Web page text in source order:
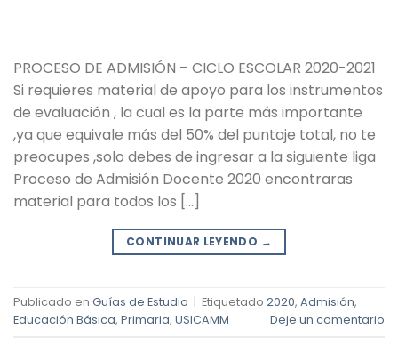
PROCESO DE ADMISIÓN – CICLO ESCOLAR 2020-2021
Si requieres material de apoyo para los instrumentos
de evaluación , la cual es la parte más importante
,ya que equivale más del 50% del puntaje total, no te
preocupes ,solo debes de ingresar a la siguiente liga
Proceso de Admisión Docente 2020 encontraras
material para todos los […]
CONTINUAR LEYENDO →
Publicado en Guías de Estudio | Etiquetado 2020, Admisión,
Educación Básica, Primaria, USICAMM Deje un comentario